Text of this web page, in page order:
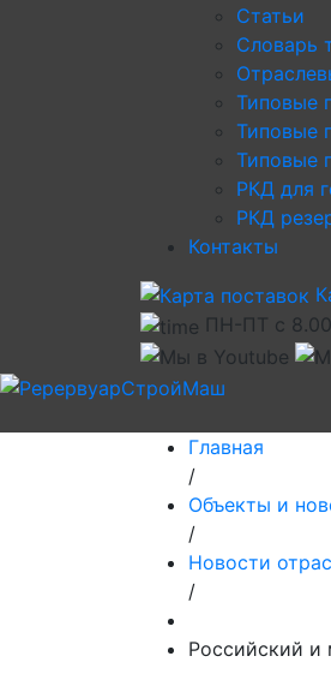
Статьи
Словарь
Типовые
Типовые
Типовые
РКД для
РКД
Контакты
ПН-ПТ с
Главная
/
Объекты и
/
Новости
/
Российский и